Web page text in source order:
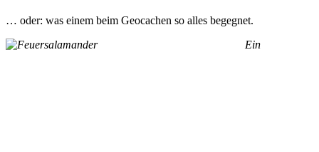
… oder: was einem beim Geocachen so alles begegnet.
Ein